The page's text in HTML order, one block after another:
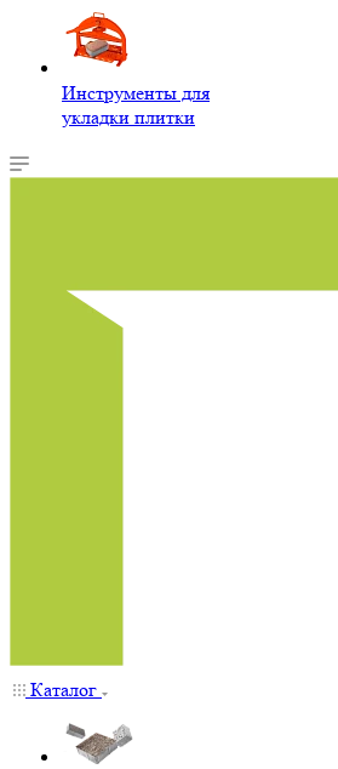
Инструменты для
укладки плитки
Каталог